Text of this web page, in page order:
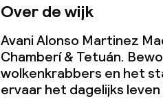
Over de wijk
Avani Alonso Martinez
Chamberí & Tetuán.
wolkenkrabbers en het
ervaar het dagelijks leven